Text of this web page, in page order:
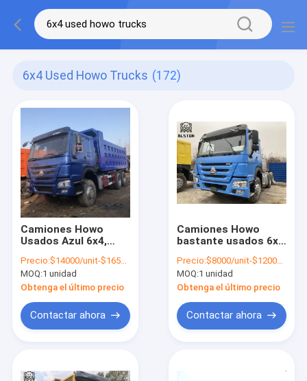
6x4 Used Howo Trucks (172)
Camiones Howo
Usados Azul 6x4,
Sinotruk Howo de 10
Ruedas
Precio:$14000/unit-$16500/unit
MOQ:1 unidad
Obtenga el último precio
Contactar ahora
Camiones Howo
bastante usados 6x4
aire comprimido
Precio:$8000/unit-$12000/unit
MOQ:1 unidad
Obtenga el último precio
Contactar ahora